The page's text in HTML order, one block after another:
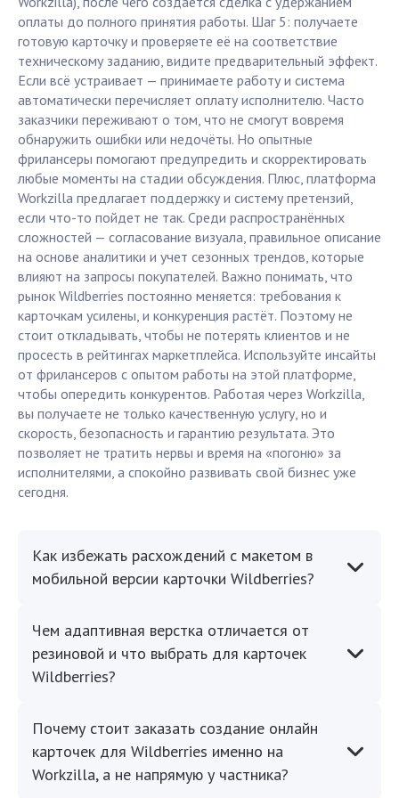
оплаты до полного принятия работы. Шаг 5: получаете
готовую карточку и проверяете её на соответствие
техническому заданию, видите предварительный эффект.
Если всё устраивает — принимаете работу и система
автоматически перечисляет оплату исполнителю. Часто
заказчики переживают о том, что не смогут вовремя
обнаружить ошибки или недочёты. Но опытные
фрилансеры помогают предупредить и скорректировать
любые моменты на стадии обсуждения. Плюс, платформа
Workzilla предлагает поддержку и систему претензий,
если что-то пойдет не так. Среди распространённых
сложностей — согласование визуала, правильное описание
на основе аналитики и учет сезонных трендов, которые
влияют на запросы покупателей. Важно понимать, что
рынок Wildberries постоянно меняется: требования к
карточкам усилены, и конкуренция растёт. Поэтому не
стоит откладывать, чтобы не потерять клиентов и не
просесть в рейтингах маркетплейса. Используйте инсайты
от фрилансеров с опытом работы на этой платформе,
чтобы опередить конкурентов. Работая через Workzilla,
вы получаете не только качественную услугу, но и
скорость, безопасность и гарантию результата. Это
позволяет не тратить нервы и время на «погоню» за
исполнителями, а спокойно развивать свой бизнес уже
сегодня.
Как избежать расхождений с макетом в
мобильной версии карточки Wildberries?
Чем адаптивная верстка отличается от
резиновой и что выбрать для карточек
Wildberries?
Почему стоит заказать создание онлайн
карточек для Wildberries именно на
Workzilla, а не напрямую у частника?